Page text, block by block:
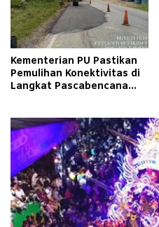
Kementerian PU Pastikan
Pemulihan Konektivitas di
Langkat Pascabencana